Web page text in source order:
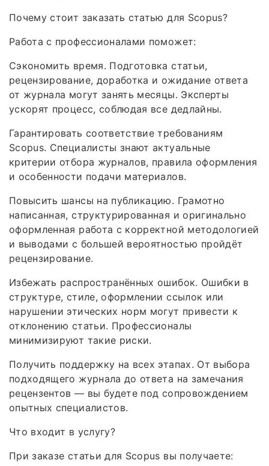
Почему стоит заказать статью для Scopus?
Работа с профессионалами поможет:
Сэкономить время. Подготовка статьи,
рецензирование, доработка и ожидание ответа
от журнала могут занять месяцы. Эксперты
ускорят процесс, соблюдая все дедлайны.
Гарантировать соответствие требованиям
Scopus. Специалисты знают актуальные
критерии отбора журналов, правила оформления
и особенности подачи материалов.
Повысить шансы на публикацию. Грамотно
написанная, структурированная и оригинально
оформленная работа с корректной методологией
и выводами с большей вероятностью пройдёт
рецензирование.
Избежать распространённых ошибок. Ошибки в
структуре, стиле, оформлении ссылок или
нарушении этических норм могут привести к
отклонению статьи. Профессионалы
минимизируют такие риски.
Получить поддержку на всех этапах. От выбора
подходящего журнала до ответа на замечания
рецензентов — вы будете под сопровождением
опытных специалистов.
Что входит в услугу?
При заказе статьи для Scopus вы получаете: